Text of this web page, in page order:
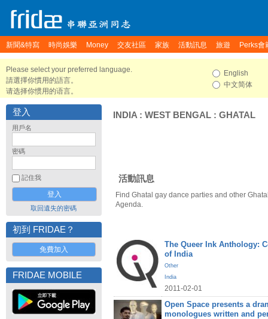
新聞&特寫 時尚娛樂 Money 交友社區 家族 活動訊息 旅遊 Perks會
Please select your preferred language.
請選擇你慣用的語言。
请选择你惯用的语言。
English
中文简体
登入
用戶名
密碼
記住我
取回遺失的密碼
初到 FRIDAE？
免費加入
FRIDAE MOBILE
INDIA : WEST BENGAL : GHATAL
活動訊息
Find Ghatal gay dance parties and other
Agenda.
The Queer Ink Anthology:
of India
Other
India
2011-02-01
Open Space presents a
monologues written and